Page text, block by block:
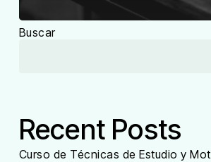
Buscar
Recent Posts
Curso de Técnicas de Estudio y